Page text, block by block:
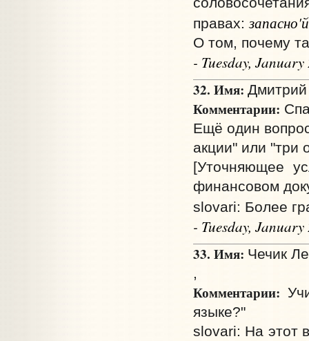
правах:запасно'й
О том, почему
- Tuesday,
32. Имя: Дмитрий
Комментарии:
Ещё один
акции" или "три
[Уточняющее
финансовом
slovari: Более
- Tuesday,
33. Имя: Чечик
,
Комментарии:
языке?"
slovari: На этот